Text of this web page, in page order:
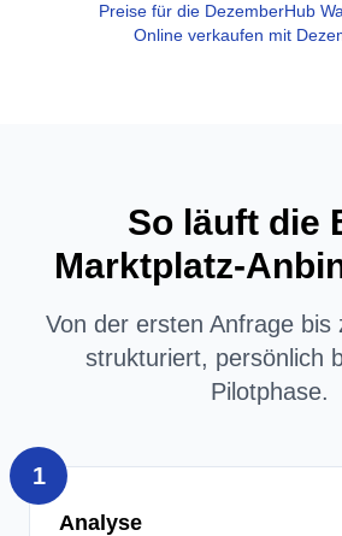
Preise für die DezemberHub
Online verkaufen mit
So läuft die
Marktplatz-
Von der ersten Anfrage bis
strukturiert, persönlich
Pilotphase.
1
Analyse